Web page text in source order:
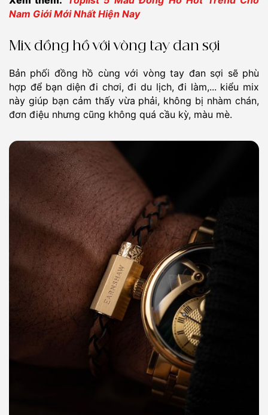
Nam Giới Mới Nhất Hiện Nay
Mix đồng hồ với vòng tay đan sợi
Bản phối đồng hồ cùng với vòng tay đan sợi sẽ phù
hợp để bạn diện đi chơi, đi du lịch, đi làm,... kiểu mix
này giúp bạn cảm thấy vừa phải, không bị nhàm chán,
đơn điệu nhưng cũng không quá cầu kỳ, màu mè.